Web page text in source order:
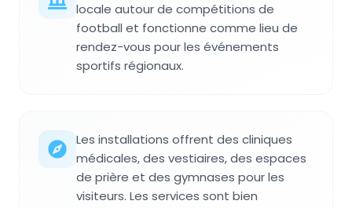
locale autour de compétitions de
football et fonctionne comme lieu de
rendez-vous pour les événements
sportifs régionaux.
Les installations offrent des cliniques
médicales, des vestiaires, des espaces
de prière et des gymnases pour les
visiteurs. Les services sont bien